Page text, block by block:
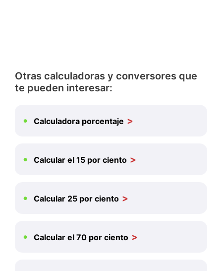
Otras calculadoras y conversores que
te pueden interesar:
Calculadora porcentaje
Calcular el 15 por ciento
Calcular 25 por ciento
Calcular el 70 por ciento